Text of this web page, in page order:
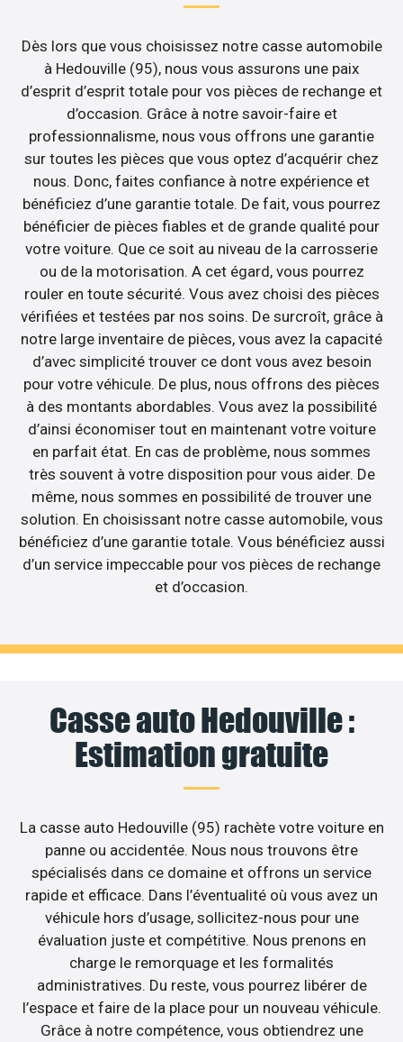
Dès lors que vous choisissez notre casse automobile
à Hedouville (95), nous vous assurons une paix
d’esprit d’esprit totale pour vos pièces de rechange et
d’occasion. Grâce à notre savoir-faire et
professionnalisme, nous vous offrons une garantie
sur toutes les pièces que vous optez d’acquérir chez
nous. Donc, faites confiance à notre expérience et
bénéficiez d’une garantie totale. De fait, vous pourrez
bénéficier de pièces fiables et de grande qualité pour
votre voiture. Que ce soit au niveau de la carrosserie
ou de la motorisation. A cet égard, vous pourrez
rouler en toute sécurité. Vous avez choisi des pièces
vérifiées et testées par nos soins. De surcroît, grâce à
notre large inventaire de pièces, vous avez la capacité
d’avec simplicité trouver ce dont vous avez besoin
pour votre véhicule. De plus, nous offrons des pièces
à des montants abordables. Vous avez la possibilité
d’ainsi économiser tout en maintenant votre voiture
en parfait état. En cas de problème, nous sommes
très souvent à votre disposition pour vous aider. De
même, nous sommes en possibilité de trouver une
solution. En choisissant notre casse automobile, vous
bénéficiez d’une garantie totale. Vous bénéficiez aussi
d’un service impeccable pour vos pièces de rechange
et d’occasion.
Casse auto Hedouville :
Estimation gratuite
La casse auto Hedouville (95) rachète votre voiture en
panne ou accidentée. Nous nous trouvons être
spécialisés dans ce domaine et offrons un service
rapide et efficace. Dans l’éventualité où vous avez un
véhicule hors d’usage, sollicitez-nous pour une
évaluation juste et compétitive. Nous prenons en
charge le remorquage et les formalités
administratives. Du reste, vous pourrez libérer de
l’espace et faire de la place pour un nouveau véhicule.
Grâce à notre compétence, vous obtiendrez une